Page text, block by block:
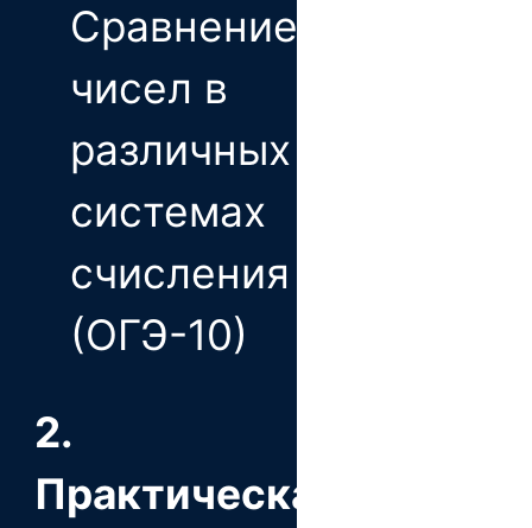
Сравнение
чисел в
различных
системах
счисления
(ОГЭ-10)
2.
Практическая